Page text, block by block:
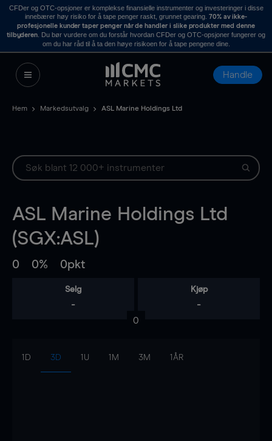
CFDer og OTC-opsjoner er komplekse finansielle instrumenter og investeringer i disse
innebærer høy risiko for å tape penger raskt, grunnet gearing. 70% av ikke-
profesjonelle kunder taper penger når de handler i slike produkter med denne
tilbyderen . Du bør vurdere om du forstår hvordan CFDer og OTC-opsjoner fungerer og
om du har råd til å ta den høye risikoen for å tape pengene dine.
Handle
Hem Markedsutvalg ASL Marine Holdings Ltd
ASL Marine Holdings Ltd
(SGX:ASL)
0 0% 0pkt
Selg
-
Kjøp
-
0
1D 3D 1U 1M 3M 1ÅR